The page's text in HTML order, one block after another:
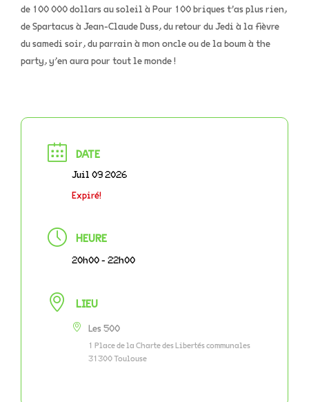
de 100 000 dollars au soleil à Pour 100 briques t’as plus rien,
de Spartacus à Jean-Claude Duss, du retour du Jedi à la fièvre
du samedi soir, du parrain à mon oncle ou de la boum à the
party, y’en aura pour tout le monde !
DATE
Juil 09 2026
Expiré!
HEURE
20h00 - 22h00
LIEU
Les 500
1 Place de la Charte des Libertés communales
31300 Toulouse